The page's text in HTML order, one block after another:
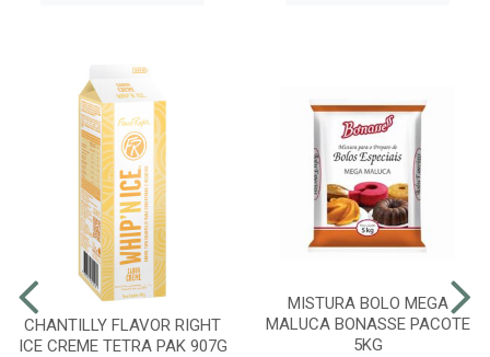
CHANTILLY FLAVOR RIGHT
ICE CREME TETRA PAK 907G
MISTURA BOLO MEGA
MALUCA BONASSE PACOTE
5KG